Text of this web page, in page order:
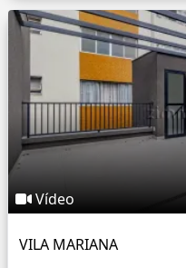
Vídeo
VILA MARIANA